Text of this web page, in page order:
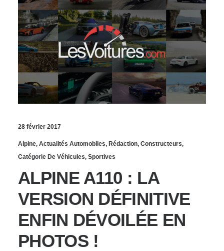
28 février 2017
Alpine, Actualités Automobiles, Rédaction, Constructeurs,
Catégorie De Véhicules, Sportives
ALPINE A110 : LA
VERSION DÉFINITIVE
ENFIN DÉVOILÉE EN
PHOTOS !